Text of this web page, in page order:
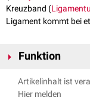
Kreuzband (
Ligament kommt bei
Funktion
Das Ligament ist als
cruciatum posterius zu
Artikelinhalt ist
Hier melden